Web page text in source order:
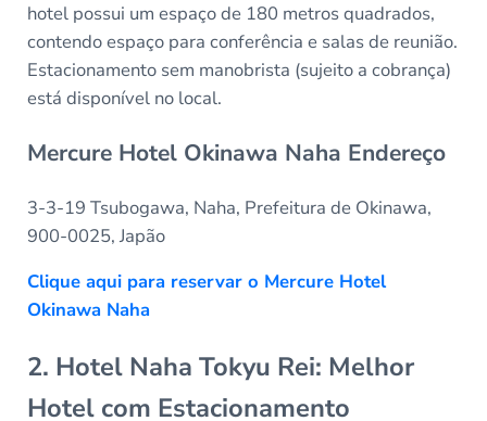
hotel possui um espaço de 180 metros quadrados,
contendo espaço para conferência e salas de reunião.
Estacionamento sem manobrista (sujeito a cobrança)
está disponível no local.
Mercure Hotel Okinawa Naha Endereço
3-3-19 Tsubogawa, Naha, Prefeitura de Okinawa,
900-0025, Japão
Clique aqui para reservar o Mercure Hotel
Okinawa Naha
2. Hotel Naha Tokyu Rei: Melhor
Hotel com Estacionamento